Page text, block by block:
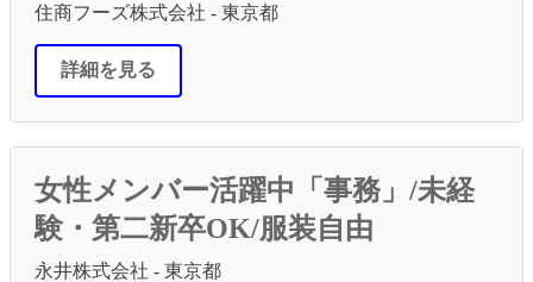
住商フーズ株式会社 - 東京都
詳細を見る
女性メンバー活躍中「事務」/未経
験・第二新卒OK/服装自由
永井株式会社 - 東京都